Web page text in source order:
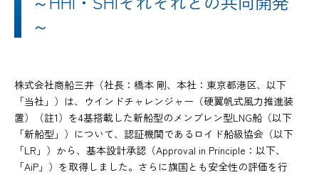
～
株式会社商船三井（社長：橋本 剛、本社：東京都港区、以下
「当社」）は、ウインドチャレンジャー（硬翼帆式風力推進装
置）（註1）を4基搭載した新船型のメンブレン型LNG船（以下
「新船型」）について、認証機関であるロイド船級協会（以下
「LR」）から、基本設計承認（Approval in Principle：以下、
「AiP」）を取得しました。さらに旗国とも安全性の評価を行